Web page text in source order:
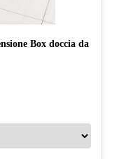
Box doccia da